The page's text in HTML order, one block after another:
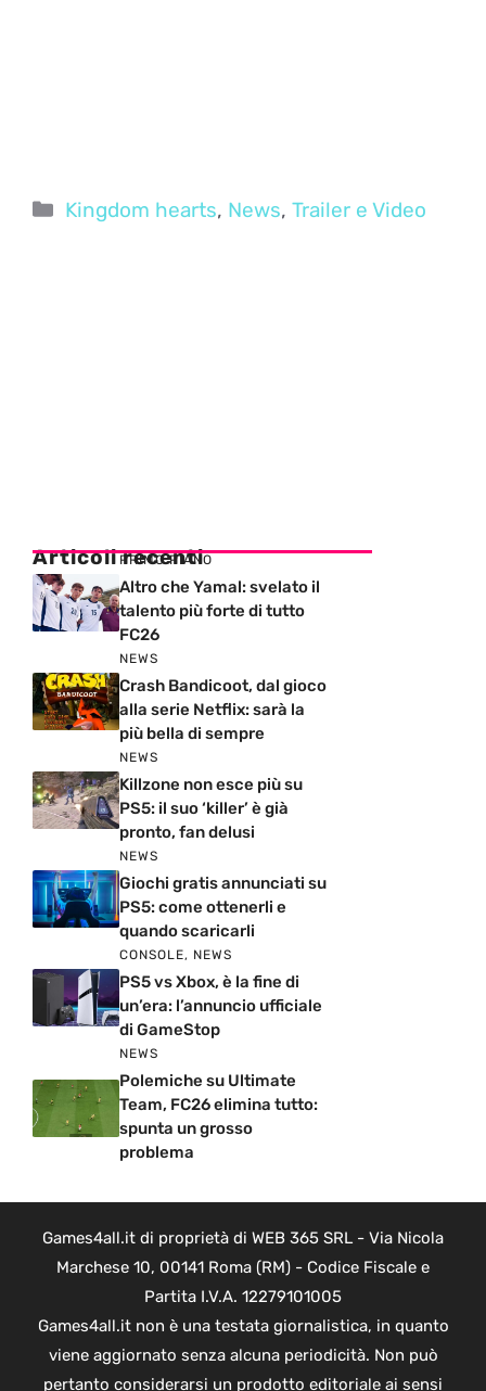
Categorie
Kingdom hearts, News,Trailer e Video
Articoli recenti
PRIMO PIANO
Altro che Yamal: svelato il
talento più forte di tutto
FC26
NEWS
Crash Bandicoot, dal gioco
alla serie Netflix: sarà la
più bella di sempre
NEWS
Killzone non esce più su
PS5: il suo ‘killer’ è già
pronto, fan delusi
NEWS
Giochi gratis annunciati su
PS5: come ottenerli e
quando scaricarli
CONSOLE, NEWS
PS5 vs Xbox, è la fine di
un’era: l’annuncio ufficiale
di GameStop
NEWS
Polemiche su Ultimate
Team, FC26 elimina tutto:
spunta un grosso
problema
Games4all.it di proprietà di WEB 365 SRL - Via Nicola
Marchese 10, 00141 Roma (RM) - Codice Fiscale e
Partita I.V.A. 12279101005
Games4all.it non è una testata giornalistica, in quanto
viene aggiornato senza alcuna periodicità. Non può
pertanto considerarsi un prodotto editoriale ai sensi